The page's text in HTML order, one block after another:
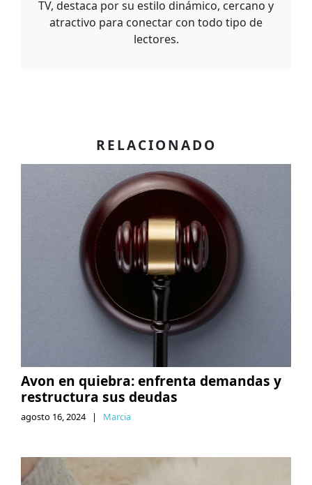
TV, destaca por su estilo dinámico, cercano y
atractivo para conectar con todo tipo de
lectores.
RELACIONADO
Avon en quiebra: enfrenta demandas y
restructura sus deudas
agosto 16, 2024 | Marcia